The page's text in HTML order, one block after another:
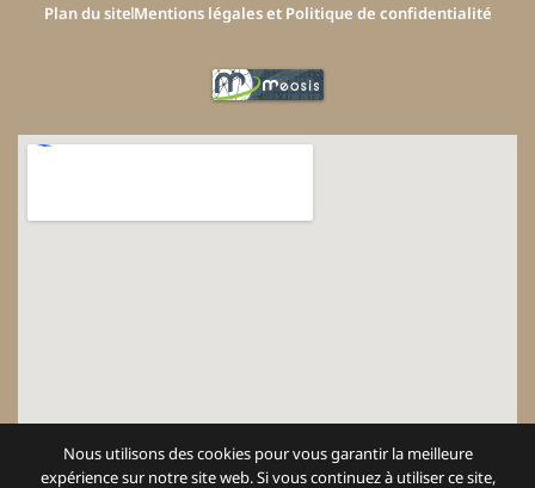
Plan du siteMentions légales et Politique de confidentialité
Nous utilisons des cookies pour vous garantir la meilleure
expérience sur notre site web. Si vous continuez à utiliser ce site,